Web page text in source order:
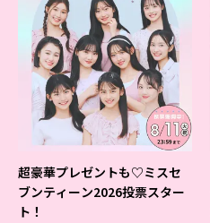
超豪華プレゼントも♡ミスセ
ブンティーン2026投票スター
ト！